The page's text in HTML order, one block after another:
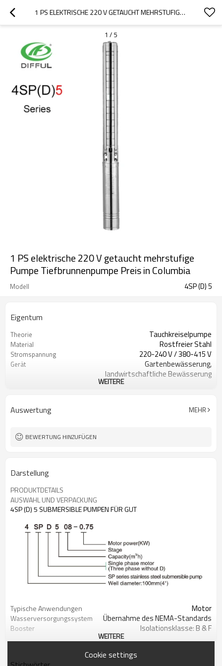
1 PS ELEKTRISCHE 220 V GETAUCHT MEHRSTUFIGE PUMPE TIEFBRUNNENPUMPE PREIS IN COLUMBIA
1 / 5
1 PS elektrische 220 V getaucht mehrstufige
Pumpe Tiefbrunnenpumpe Preis in Columbia
Modell 4SP (D) 5
Eigentum
Theorie Tauchkreiselpumpe
Material Rostfreier Stahl
Stromspannung 220-240 V / 380-415 V
Gerät
Gartenbewässerung,
landwirtschaftliche Bewässerung
Standard oder
Standard
WEITERE
Auswertung MEHR
BEWERTUNG HINZUFÜGEN
Darstellung
PRODUKTDETAILS
AUSWAHL UND VERPACKUNG
4SP (D) 5 SUBMERSIBLE PUMPEN FÜR GUT
Typische Anwendungen
Wasserversorgungssystem
Booster
Motor
Übernahme des NEMA-Standards
Isolationsklasse: B & F
WEITERE
Cookie settings